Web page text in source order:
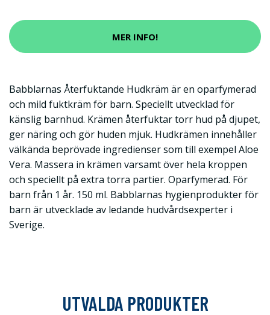
MER INFO!
Babblarnas Återfuktande Hudkräm är en oparfymerad
och mild fuktkräm för barn. Speciellt utvecklad för
känslig barnhud. Krämen återfuktar torr hud på djupet,
ger näring och gör huden mjuk. Hudkrämen innehåller
välkända beprövade ingredienser som till exempel Aloe
Vera. Massera in krämen varsamt över hela kroppen
och speciellt på extra torra partier. Oparfymerad. För
barn från 1 år. 150 ml. Babblarnas hygienprodukter för
barn är utvecklade av ledande hudvårdsexperter i
Sverige.
UTVALDA PRODUKTER